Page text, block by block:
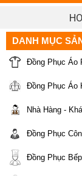
DANH MỤC
Đồng Phục Áo
Đồng Phục Áo
Nhà Hàng -
Đồng Phục
Đồng Phục Bếp